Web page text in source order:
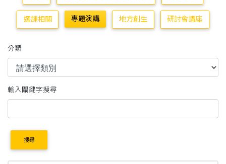
選課相關 專題演講 地方創生 研討會講座
分類
輸入關鍵字搜尋
搜尋